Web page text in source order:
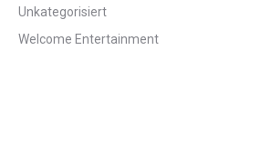
Unkategorisiert
Welcome Entertainment